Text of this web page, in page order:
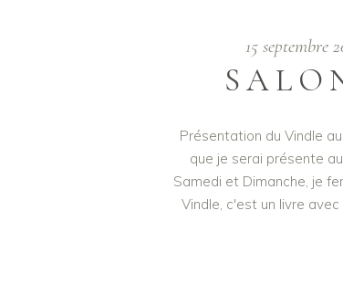
15 septembre
Présentation du Vindle
que je serai présente
Samedi et Dimanche, je
Vindle, c'est un livre